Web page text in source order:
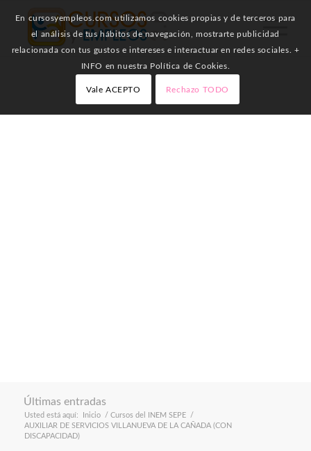
Últimas entradas
Usted está aquí: Inicio / Cursos del INEM SEPE
/
AUXILIAR DE SERVICIOS VILLANUEVA DE LA CAÑADA (CON
DISCAPACIDAD)
En cursosyempleos.com utilizamos cookies propias y de terceros para
el análisis de tus hábitos de navegación, mostrarte publicidad
relacionada con tus gustos e intereses e interactuar en redes sociales. +
INFO en nuestra Política de Cookies.
Vale ACEPTO Rechazo TODO